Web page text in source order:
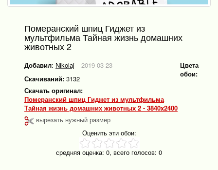
Померанский шпиц Гиджет из
мультфильма Тайная жизнь домашних
животных 2
Добавил: Nikolaj
2019-03-23
Скачиваний: 3132
Скачать оригинал:
Померанский шпиц Гиджет из мультфильма
Тайная жизнь домашних животных 2 - 3840x2400
вырезать нужный размер
Цвета
обои:
Оценить эти обои:
средняя оценка: 0, всего голосов: 0